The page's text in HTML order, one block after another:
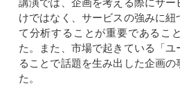
講演では、企画を考える際にサ
けではなく、サービスの強みに
て分析することが重要であるこ
た。また、市場で起きている「
ることで話題を生み出した企画
た。